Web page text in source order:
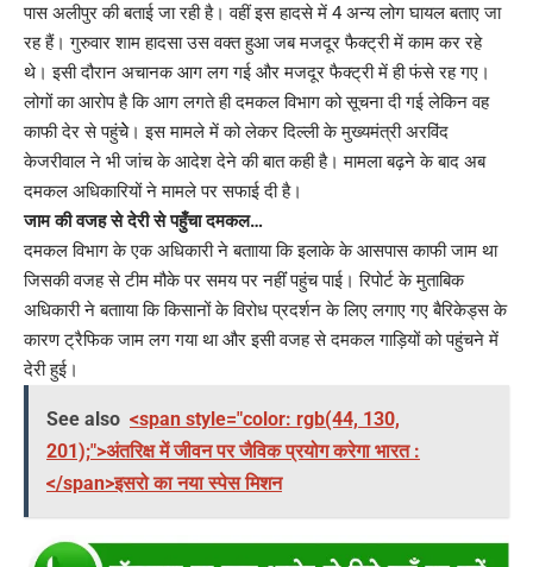
पास अलीपुर की बताई जा रही है। वहीं इस हादसे में 4 अन्य लोग घायल बताए जा
रह हैं। गुरुवार शाम हादसा उस वक्त हुआ जब मजदूर फैक्ट्री में काम कर रहे
थे। इसी दौरान अचानक आग लग गई और मजदूर फैक्ट्री में ही फंसे रह गए।
लोगों का आरोप है कि आग लगते ही दमकल विभाग को सूचना दी गई लेकिन वह
काफी देर से पहुंचेे। इस मामले में को लेकर दिल्ली के मुख्यमंत्री अरविंद
केजरीवाल ने भी जांच के आदेश देने की बात कही है। मामला बढ़ने के बाद अब
दमकल अधिकारियों ने मामले पर सफाई दी है।
जाम की वजह से देरी से पहुँचा दमकल…
दमकल विभाग के एक अधिकारी ने बतााया कि इलाके के आसपास काफी जाम था
जिसकी वजह से टीम मौके पर समय पर नहींं पहुंच पाई। रिपोर्ट के मुताबिक
अधिकारी ने बतााया कि किसानों के विरोध प्रदर्शन के लिए लगाए गए बैरिकेड्स के
कारण ट्रैफिक जाम लग गया था और इसी वजह से दमकल गाड़ियों को पहुंचने में
देरी हुई।
See also <span style="color: rgb(44, 130,
201);">अंतरिक्ष में जीवन पर जैविक प्रयोग करेगा भारत :
</span>इसरो का नया स्पेस मिशन